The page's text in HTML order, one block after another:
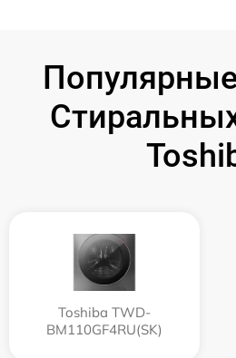
Toshiba TWD-
BM110GF4RU(SK)